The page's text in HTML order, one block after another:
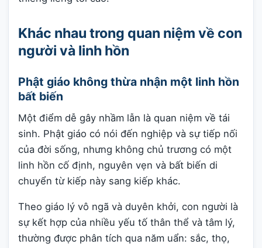
Khác nhau trong quan niệm về con
người và linh hồn
Phật giáo không thừa nhận một linh hồn
bất biến
Một điểm dễ gây nhầm lẫn là quan niệm về tái
sinh. Phật giáo có nói đến nghiệp và sự tiếp nối
của đời sống, nhưng không chủ trương có một
linh hồn cố định, nguyên vẹn và bất biến di
chuyển từ kiếp này sang kiếp khác.
Theo giáo lý vô ngã và duyên khởi, con người là
sự kết hợp của nhiều yếu tố thân thể và tâm lý,
thường được phân tích qua năm uẩn: sắc, thọ,